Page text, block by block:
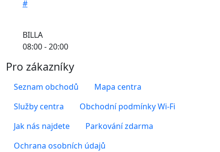
#
BILLA
08:00 - 20:00
Pro zákazníky
Seznam obchodů
Mapa centra
Služby centra
Obchodní podmínky Wi-Fi
Jak nás najdete
Parkování zdarma
Ochrana osobních údajů